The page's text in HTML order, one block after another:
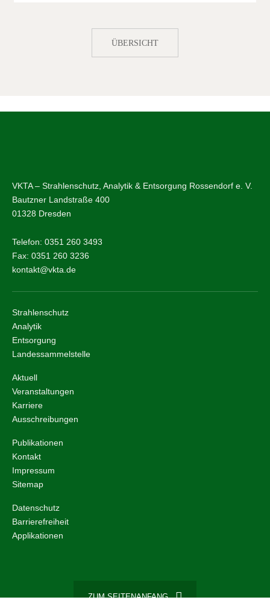
ÜBERSICHT
VKTA – Strahlenschutz, Analytik & Entsorgung Rossendorf e. V.
Bautzner Landstraße 400
01328 Dresden
Telefon: 0351 260 3493
Fax: 0351 260 3236
kontakt@vkta.de
Strahlenschutz
Analytik
Entsorgung
Landessammelstelle
Aktuell
Veranstaltungen
Karriere
Ausschreibungen
Publikationen
Kontakt
Impressum
Sitemap
Datenschutz
Barrierefreiheit
Applikationen
ZUM SEITENANFANG